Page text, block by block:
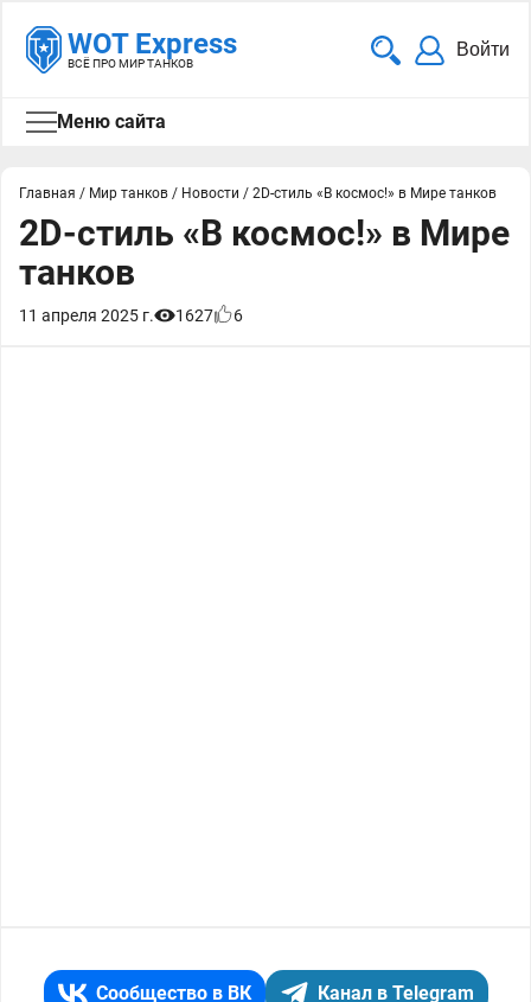
WOT Express
ВСЁ ПРО МИР ТАНКОВ
Войти
Меню сайта
Главная / Мир танков / Новости / 2D-стиль «В космос!» в Мире танков
2D-стиль «В космос!» в Мире
танков
11 апреля 2025 г. 1627 6
Сообщество в ВК Канал в Telegram